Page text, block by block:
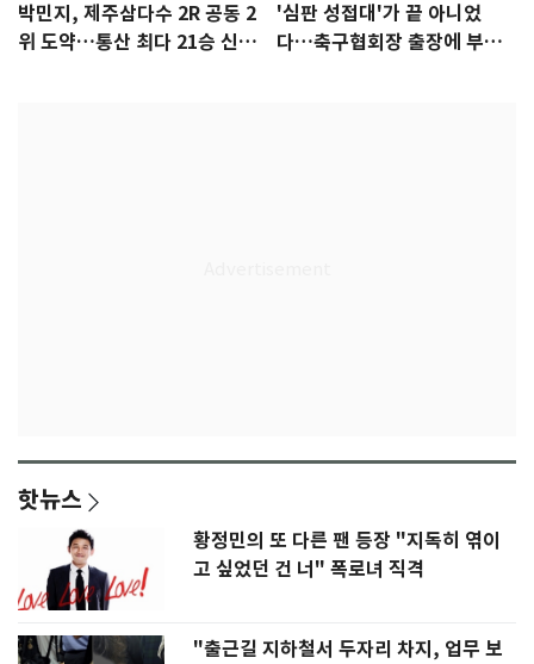
박민지, 제주삼다수 2R 공동 2
위 도약…통산 최다 21승 신기
'심판 성접대'가 끝 아니었
다…축구협회장 출장에 부인
핫뉴스
황정민의 또 다른 팬 등장 "지독히 엮이
고 싶었던 건 너" 폭로녀 직격
"출근길 지하철서 두자리 차지, 업무 보